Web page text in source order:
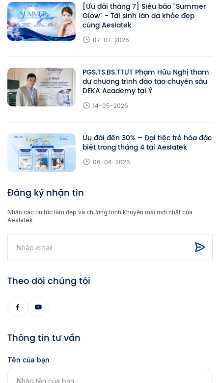
[Ưu đãi tháng 7] Siêu bão "Summer
Glow" - Tái sinh làn da khỏe đẹp
cùng Aeslatek
07-07-2026
PGS.TS.BS.TTƯT Phạm Hữu Nghị tham
dự chương trình đào tạo chuyên sâu
DEKA Academy tại Ý
14-05-2026
Ưu đãi đến 30% – Đại tiệc trẻ hóa đặc
biệt trong tháng 4 tại Aeslatek
06-04-2026
Đăng ký nhận tin
Nhận các tin tức làm đẹp và chương trình khuyến mãi mới nhất của
Aeslatek
Theo dõi chúng tôi
Thông tin tư vấn
Tên của bạn